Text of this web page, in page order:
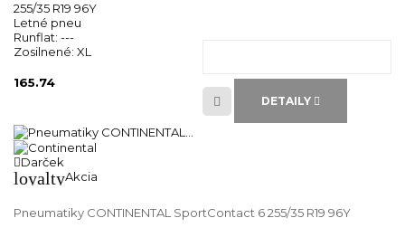
255/35 R19 96Y
Letné pneu
Runflat: ---
Zosilnené: XL
165.74
DETAILY
Darček
loyaltyAkcia
Pneumatiky CONTINENTAL SportContact 6 255/35 R19 96Y